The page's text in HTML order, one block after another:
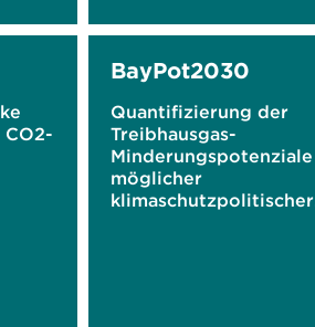
BayPot2030
Quantifizierung der
Treibhausgas-
Minderungspotenziale
möglicher
klimaschutzpolitischer